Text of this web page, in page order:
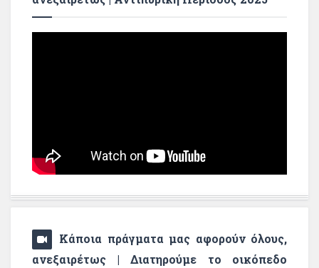
Κάποια πράγματα μας αφορούν όλους,
ανεξαιρέτως | Διατηρούμε το οικόπεδο